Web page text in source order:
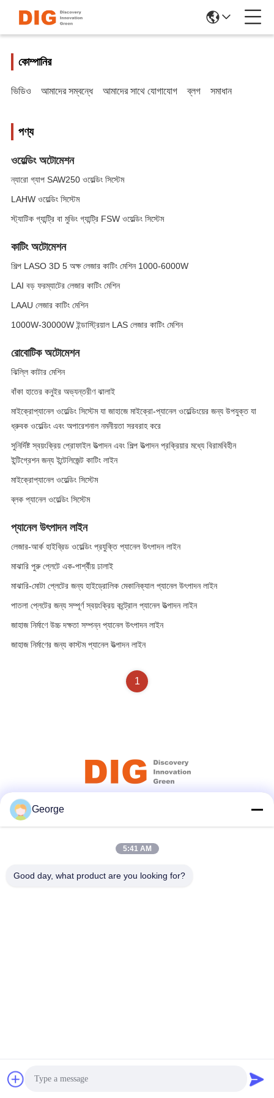
কোম্পানির
ভিডিও আমাদের সম্বন্ধে আমাদের সাথে যোগাযোগ ব্লগ সমাধান
পণ্য
ওয়েল্ডিং অটোমেশন
ন্যারো গ্যাপ SAW250 ওয়েল্ডিং সিস্টেম
LAHW ওয়েল্ডিং সিস্টেম
স্ট্যাটিক গ্যান্ট্রি বা মুভিং গ্যান্ট্রি FSW ওয়েল্ডিং সিস্টেম
কাটিং অটোমেশন
শিল্প LASO 3D 5 অক্ষ লেজার কাটিং মেশিন 1000-6000W
LAI বড় ফরম্যাটের লেজার কাটিং মেশিন
LAAU লেজার কাটিং মেশিন
1000W-30000W ইন্ডাস্ট্রিয়াল LAS লেজার কাটিং মেশিন
রোবোটিক অটোমেশন
ঝিল্লি কাটার মেশিন
বাঁকা হাতের কনুইর অভ্যন্তরীণ ঝালাই
মাইক্রোপ্যানেল ওয়েল্ডিং সিস্টেম যা জাহাজে মাইক্রো-প্যানেল ওয়েল্ডিংয়ের জন্য উপযুক্ত যা
ধ্রুবক ওয়েল্ডিং এবং অপারেশনাল নমনীয়তা সরবরাহ করে
সুনির্দিষ্ট স্বয়ংক্রিয় প্রোফাইল উত্পাদন এবং শিল্প উত্পাদন প্রক্রিয়ার মধ্যে বিরামবিহীন
ইন্টিগ্রেশন জন্য ইন্টেলিজেন্ট কাটিং লাইন
মাইক্রোপ্যানেল ওয়েল্ডিং সিস্টেম
ব্লক প্যানেল ওয়েল্ডিং সিস্টেম
প্যানেল উৎপাদন লাইন
লেজার-আর্ক হাইব্রিড ওয়েল্ডিং প্রযুক্তি প্যানেল উৎপাদন লাইন
মাঝারি পুরু প্লেটে এক-পার্শ্বীয় ঢালাই
মাঝারি-মোটা প্লেটের জন্য হাইড্রোলিক মেকানিক্যাল প্যানেল উৎপাদন লাইন
পাতলা প্লেটের জন্য সম্পূর্ণ স্বয়ংক্রিয় কন্ট্রোল প্যানেল উত্পাদন লাইন
জাহাজ নির্মাণে উচ্চ দক্ষতা সম্পন্ন প্যানেল উৎপাদন লাইন
জাহাজ নির্মাণের জন্য কাস্টম প্যানেল উত্পাদন লাইন
1
দ্রুত যোগাযোগ
চীন ভালো গুণমান ওয়েল্ডিং অটোমেশন সরবরাহকারী। কপিরাইট © 2025-2026 DIG
Automation Engineering (Wuhan) Co., Ltd . সব সমস্ত অধিকার সংরক্ষিত।
George
5:41 AM
Good day, what product are you looking for?